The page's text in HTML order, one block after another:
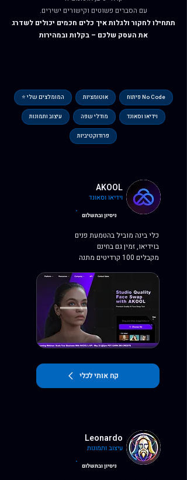
.עם הסברים פשוטים וקישורים ישירים
תתחילו לחקור ולגלות איך כלים חכמים יכולים לשדרג
את העסק שלכם – בקלות ובמהירות
No Code פיתוח אוטומציות המומלצים שלי ⭐
וידיאו וסאונד מודלי שפה עיצוב ותמונות
פרודוקטיביות
AKOOL
וידיאו וסאונד
ניסיון ובתשלום
כלי בינה מוביל בהטמעת פנים
בוידיאו, זמין גם בחינם
מקבלים 100 קרדיטים מתנה
קח אותי לכלי
Leonardo
עיצוב ותמונות
ניסיון ובתשלום